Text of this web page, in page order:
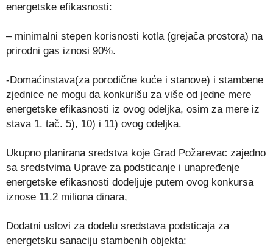
energetske efikasnosti:
– minimalni stepen korisnosti kotla (grejača prostora) na
prirodni gas iznosi 90%.
-Domaćinstava(za porodične kuće i stanove) i stambene
zjednice ne mogu da konkurišu za više od jedne mere
energetske efikasnosti iz ovog odeljka, osim za mere iz
stava 1. tač. 5), 10) i 11) ovog odeljka.
Ukupno planirana sredstva koje Grad Požarevac zajedno
sa sredstvima Uprave za podsticanje i unapređenje
energetske efikasnosti dodeljuje putem ovog konkursa
iznose 11.2 miliona dinara,
Dodatni uslovi za dodelu sredstava podsticaja za
energetsku sanaciju stambenih objekta: